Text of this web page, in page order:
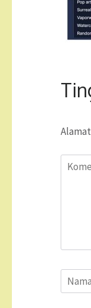
Name*